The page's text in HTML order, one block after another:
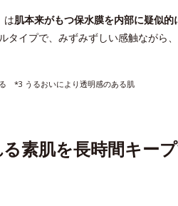
は肌本来がもつ保水膜を内部に疑似
タイプで、みずみずしい感触ながら
*3 うるおいにより透明感のある肌
素肌を長時間キー